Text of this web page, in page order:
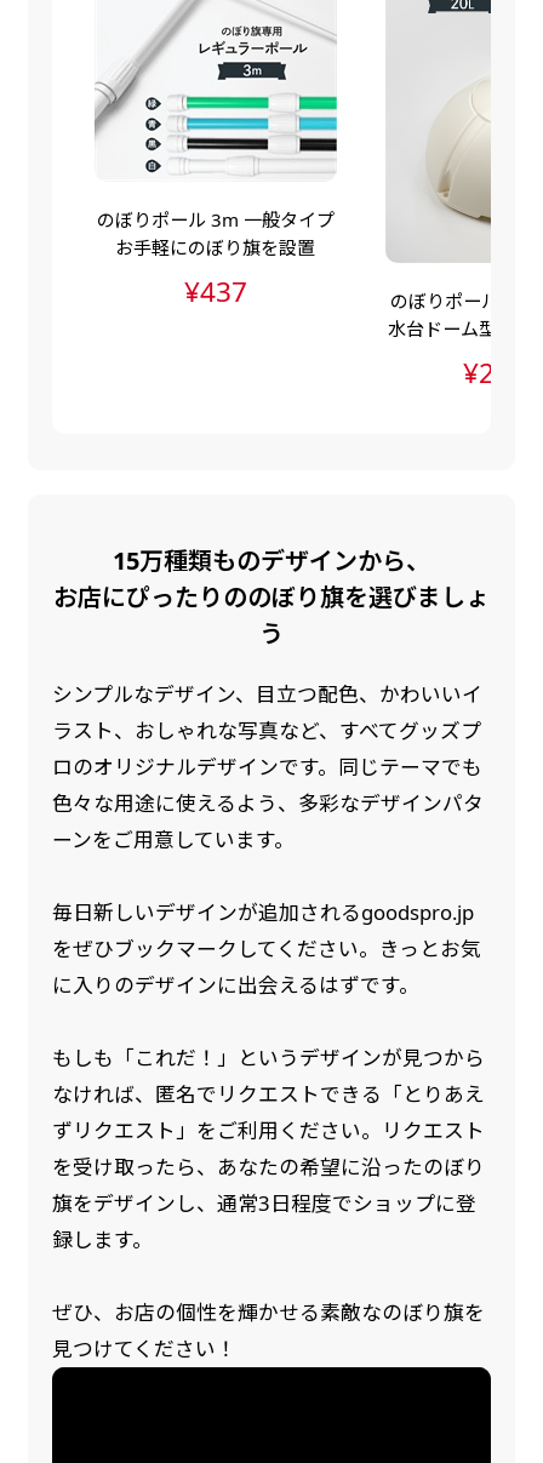
のぼりポール 3m 一般タイプ
お手軽にのぼり旗を設置
¥437
のぼりポールス
水台ドーム型（ポ
15万種類ものデザインから、
お店にぴったりののぼり旗を選びましょ
う
シンプルなデザイン、目立つ配色、かわいいイ
ラスト、おしゃれな写真など、すべてグッズプ
ロのオリジナルデザインです。同じテーマでも
色々な用途に使えるよう、多彩なデザインパタ
ーンをご用意しています。
毎日新しいデザインが追加されるgoodspro.jp
をぜひブックマークしてください。きっとお気
に入りのデザインに出会えるはずです。
もしも「これだ！」というデザインが見つから
なければ、匿名でリクエストできる「とりあえ
ずリクエスト」をご利用ください。リクエスト
を受け取ったら、あなたの希望に沿ったのぼり
旗をデザインし、通常3日程度でショップに登
録します。
ぜひ、お店の個性を輝かせる素敵なのぼり旗を
見つけてください！
自由入力(60x180以内)
お好みのサイズで縦幕・横幕の作成が可能です。
長辺が180cm以内、短辺が60cm以内であれば自
由なサイズを指定下さい！
あんな場所こんな場所お好みのサイズでお好みの
幕の製作をお楽しみください
（※cm単位での指定でおねがいいたします。）
レギュラーのれんは横幕の上部にチチを5か所つ
けて疑似的にのれんのような幕をつくります。お
店の入口付近の装飾に是非！
レギュラースリムのれん
(180x30)
レギュラーのれんスリムは横幕の上部にチチを5